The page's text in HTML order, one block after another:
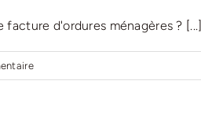
d'ordures ménagères ? [...]